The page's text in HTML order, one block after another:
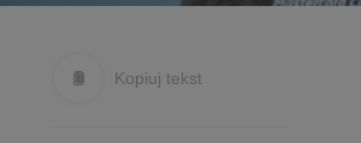
Kopiuj tekst